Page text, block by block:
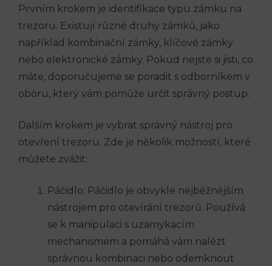
Prvním krokem je identifikace typu zámku na
trezoru. Existují různé druhy zámků, jako
například kombinační zámky, klíčové zámky
nebo elektronické zámky. Pokud nejste si jisti, co
máte, doporučujeme se poradit s odborníkem v
oboru, který vám pomůže určit správný postup.
Dalším krokem je vybrat správný nástroj pro
otevření trezoru. Zde je několik možností, které
můžete zvážit:
Páčidlo: Páčidlo je obvykle nejběžnějším
nástrojem pro otevírání trezorů. Používá
se k manipulaci s uzamykacím
mechanismem a pomáhá vám nalézt
správnou kombinaci nebo odemknout